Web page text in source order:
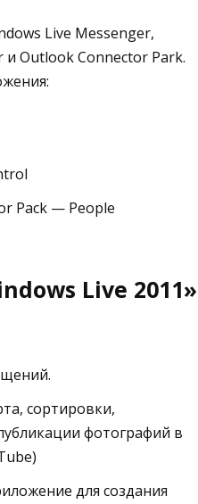
Live Messenger,
Outlook Connector Park.
Pack — People
Live 2011»
сортировки,
фотографий в
для создания